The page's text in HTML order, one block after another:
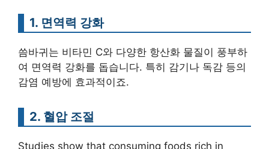
1. 면역력 강화
씀바귀는 비타민 C와 다양한 항산화 물질이 풍부하
여 면역력 강화를 돕습니다. 특히 감기나 독감 등의
감염 예방에 효과적이죠.
2. 혈압 조절
Studies show that consuming foods rich in